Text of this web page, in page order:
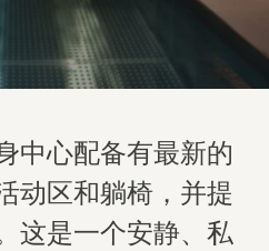
中心
中心配备有最新的
动区和躺椅，并提
这是一个安静、私